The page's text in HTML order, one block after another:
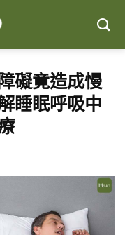
礙竟造成慢
睡眠呼吸中